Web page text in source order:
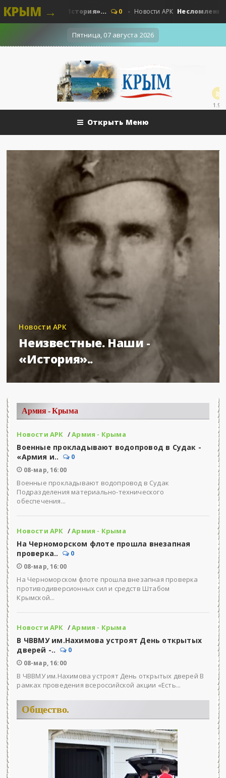
КРЫМ →
Наши - «История»... 0 Новости АРК Несломленный
Пятница, 07 августа 2026
1.9k
Открыть Меню
Новости АРК
Неизвестные. Наши -
«История»..
Армия - Крыма
Новости АРК /Армия - Крыма
Военные прокладывают водопровод в Судак -
«Армия и..
0
08-мар, 16:00
Военные прокладывают водопровод в Судак
Подразделения материально-технического
обеспечения...
Новости АРК /Армия - Крыма
На Черноморском флоте прошла внезапная
проверка..
0
08-мар, 16:00
На Черноморском флоте прошла внезапная проверка
противодиверсионных сил и средств Штабом
Крымской...
Новости АРК /Армия - Крыма
В ЧВВМУ им.Нахимова устроят День открытых
дверей -..
0
08-мар, 16:00
В ЧВВМУ им.Нахимова устроят День открытых дверей В
рамках проведения всероссийской акции «Есть...
Общество.